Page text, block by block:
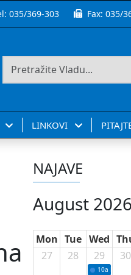
035/369-303 Fax:035/
LINKOVI
NAJAVE
August 2026
Mon Tue Wed
27
28 29
10a
30